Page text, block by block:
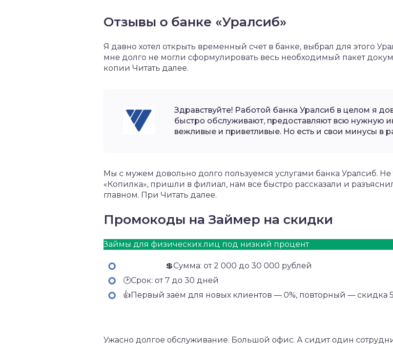
Отзывы о банке «Уралсиб»
Я давно хотел открыть временный счет в банке, выбрал для этого
мне долго не могли сформулировать весь необходимый пакет
копии Читать далее.
Здравствуйте! Работой банка Уралсиб в целом я
быстро обслуживают, предоставляют всю нужную
вежливые и приветливые. Но есть и свои минусы в
Мы с мужем довольно долго пользуемся услугами банка Уралсиб. Не
«Копилка», пришли в филиал, нам все быстро рассказали и
главном. При Читать далее.
Промокоды на Займер на скидки
Займы для физических лиц под низкий процент
💲Сумма: от 2 000 до 30 000 рублей
🕑Срок: от 7 до 30 дней
👍Первый заём для новых клиентов — 0%, повторный — скидка
Ужасно долгое обслуживание. Большой офис. А сидит один